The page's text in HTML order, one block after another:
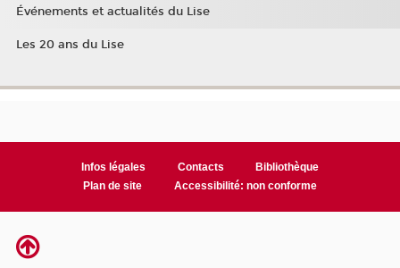
Événements et actualités du Lise
Les 20 ans du Lise
Infos légales Contacts
Bibliothèque
Plan de site
Accessibilité: non conforme